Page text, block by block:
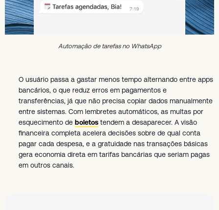
Automação de tarefas no WhatsApp
O usuário passa a gastar menos tempo alternando entre apps
bancários, o que reduz erros em pagamentos e
transferências, já que não precisa copiar dados manualmente
entre sistemas. Com lembretes automáticos, as multas por
esquecimento de boletos tendem a desaparecer. A visão
financeira completa acelera decisões sobre de qual conta
pagar cada despesa, e a gratuidade nas transações básicas
gera economia direta em tarifas bancárias que seriam pagas
em outros canais.